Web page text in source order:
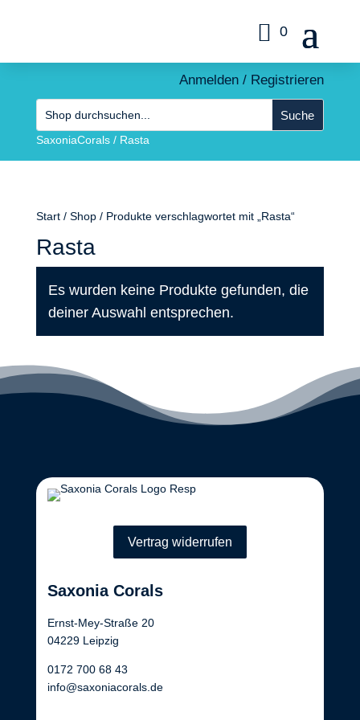
0
Anmelden / Registrieren
SaxoniaCorals/ Rasta
Start/ Shop/ Produkte verschlagwortet mit „Rasta“
Rasta
Es wurden keine Produkte gefunden, die
deiner Auswahl entsprechen.
Vertrag widerrufen
Saxonia Corals
Ernst-Mey-Straße 20
04229 Leipzig
0172 700 68 43
info@saxoniacorals.de